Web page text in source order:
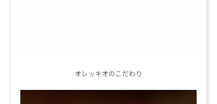
オレッキオのこだわり